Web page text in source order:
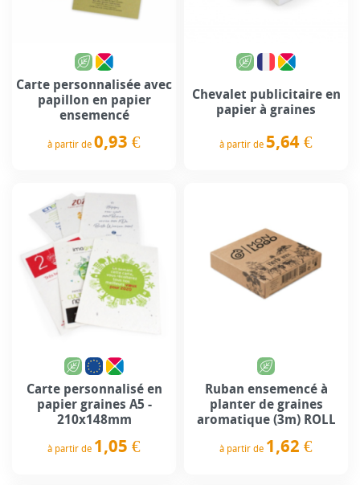
Carte personnalisée avec
papillon en papier
ensemencé
à partir de 0,93 €
Chevalet publicitaire en
papier à graines
à partir de 5,64 €
Carte personnalisé en
papier graines A5 -
210x148mm
à partir de 1,05 €
Ruban ensemencé à
planter de graines
aromatique (3m) ROLL
à partir de 1,62 €